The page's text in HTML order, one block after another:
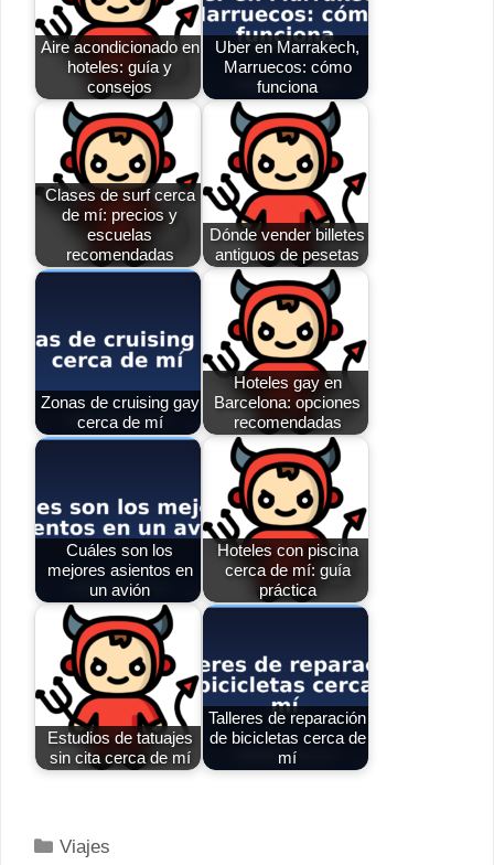
Aire acondicionado en
hoteles: guía y
consejos
Uber en Marrakech,
Marruecos: cómo
funciona
Clases de surf cerca
de mí: precios y
escuelas
recomendadas
Dónde vender billetes
antiguos de pesetas
Zonas de cruising gay
cerca de mí
Hoteles gay en
Barcelona: opciones
recomendadas
Cuáles son los
mejores asientos en
un avión
Hoteles con piscina
cerca de mí: guía
práctica
Estudios de tatuajes
sin cita cerca de mí
Talleres de reparación
de bicicletas cerca de
mí
Categorías
Viajes